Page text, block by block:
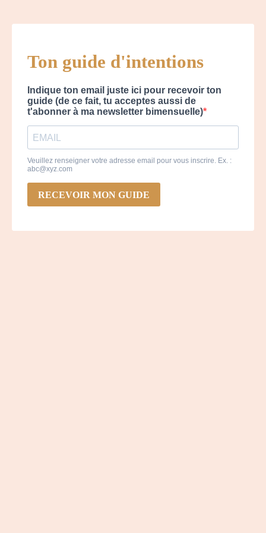
Ton guide d'intentions
Indique ton email juste ici pour recevoir ton
guide (de ce fait, tu acceptes aussi de
t'abonner à ma newsletter bimensuelle)
Veuillez renseigner votre adresse email pour vous inscrire. Ex. :
abc@xyz.com
RECEVOIR MON GUIDE